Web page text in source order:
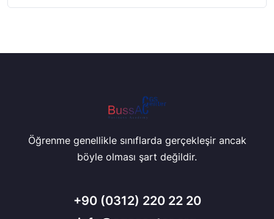
Öğrenme genellikle sınıflarda gerçekleşir ancak
böyle olması şart değildir.
+90 (0312) 220 22 20